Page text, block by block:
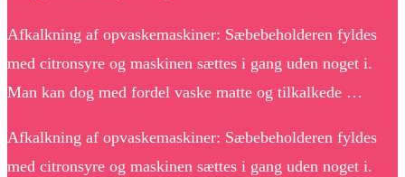
Afkalkning af opvaskemaskiner: Sæbebeholderen fyldes
med citronsyre og maskinen sættes i gang uden noget i.
Man kan dog med fordel vaske matte og tilkalkede …
Afkalkning af opvaskemaskiner: Sæbebeholderen fyldes
med citronsyre og maskinen sættes i gang uden noget i.